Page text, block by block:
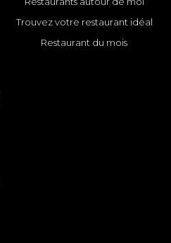
Trouvez votre restaurant idéal
Restaurant du mois